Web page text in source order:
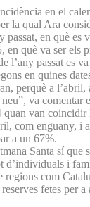
en el
la qual Ara
passat, en què es
en què va ser els
l’any passat es
en quines
perquè a
neu”, va
van coincidir
com enguany, i
a un 67%.
Santa sí que
d’individuals i
regions com
fetes per a